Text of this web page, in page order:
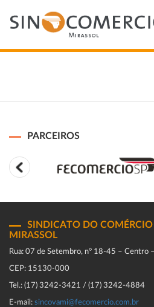
PARCEIROS
SINDICATO DO COMÉRCIO
MIRASSOL
Rua: 07 de Setembro, n° 18-45 – Centro
CEP: 15130-000
Tel.: (17) 3242-3421 / (17) 3242-4884
E-mail: sincovami@fecomercio.com.br